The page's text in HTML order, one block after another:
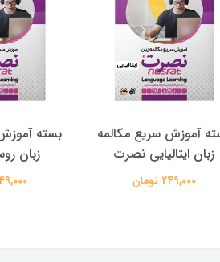
آموزش سریع مکالمه
زبان ایتالیایی نصرت
249,000 تومان
بسته
زبان
249,000